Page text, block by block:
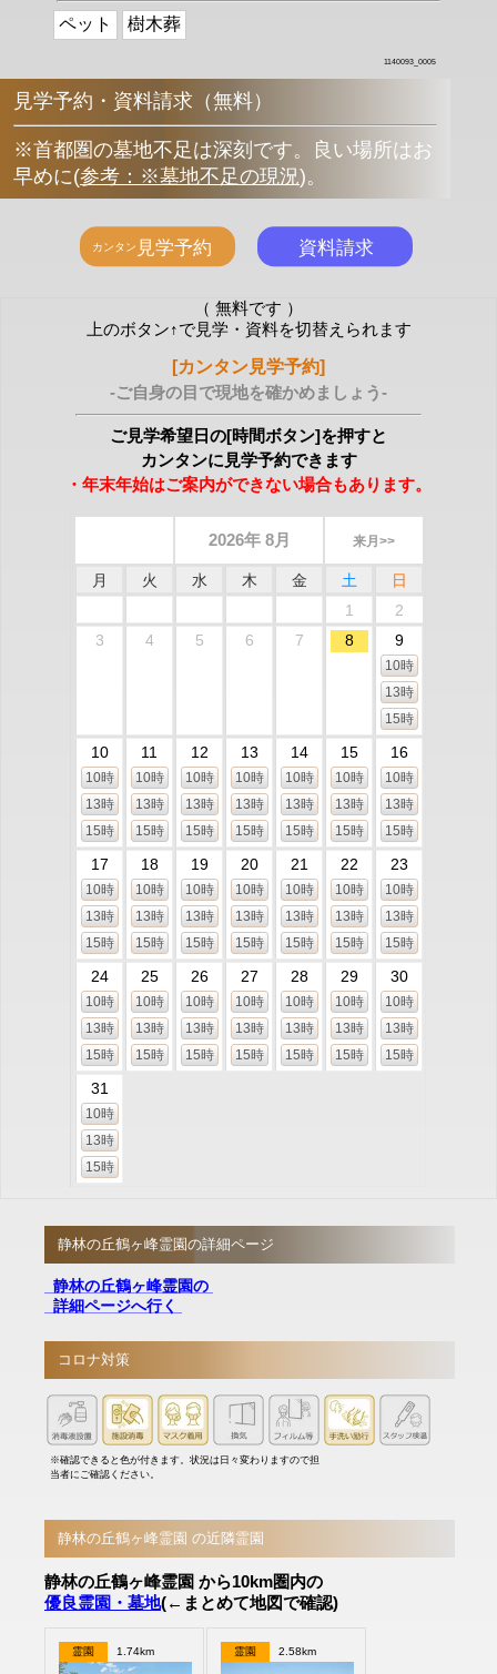
ペット 樹木葬
1140093_0005
見学予約・資料請求（無料）
※首都圏の墓地不足は深刻です。良い場所はお
早めに(参考：※墓地不足の現況)。
（ 無料です ）
上のボタン↑で見学・資料を切替えられます
[カンタン見学予約]
-ご自身の目で現地を確かめましょう-
ご見学希望日の[時間ボタン]を押すと
カンタンに見学予約できます
・年末年始はご案内ができない場合もあります。
2026年 8月 来月>>
月 火 水 木 金 土
日
1
2
3
4 5 6 7 8 9
10時
13時
15時
10
10時
13時
15時
11
10時
13時
15時
12
10時
13時
15時
13
10時
13時
15時
14
10時
13時
15時
15
10時
13時
15時
16
10時
13時
15時
17
10時
13時
15時
18
10時
13時
15時
19
10時
13時
15時
20
10時
13時
15時
21
10時
13時
15時
22
10時
13時
15時
23
10時
13時
15時
24
10時
13時
15時
25
10時
13時
15時
26
10時
13時
15時
27
10時
13時
15時
28
10時
13時
15時
29
10時
13時
15時
30
10時
13時
15時
31
10時
13時
15時
静林の丘鶴ヶ峰霊園の詳細ページ
静林の丘鶴ヶ峰霊園の
詳細ページへ行く
コロナ対策
※確認できると色が付きます。状況は日々変わりますので担
当者にご確認ください。
静林の丘鶴ヶ峰霊園 の近隣霊園
静林の丘鶴ヶ峰霊園 から10km圏内の
優良霊園・墓地(←まとめて地図で確認)
霊園 1.74km 霊園 2.58km